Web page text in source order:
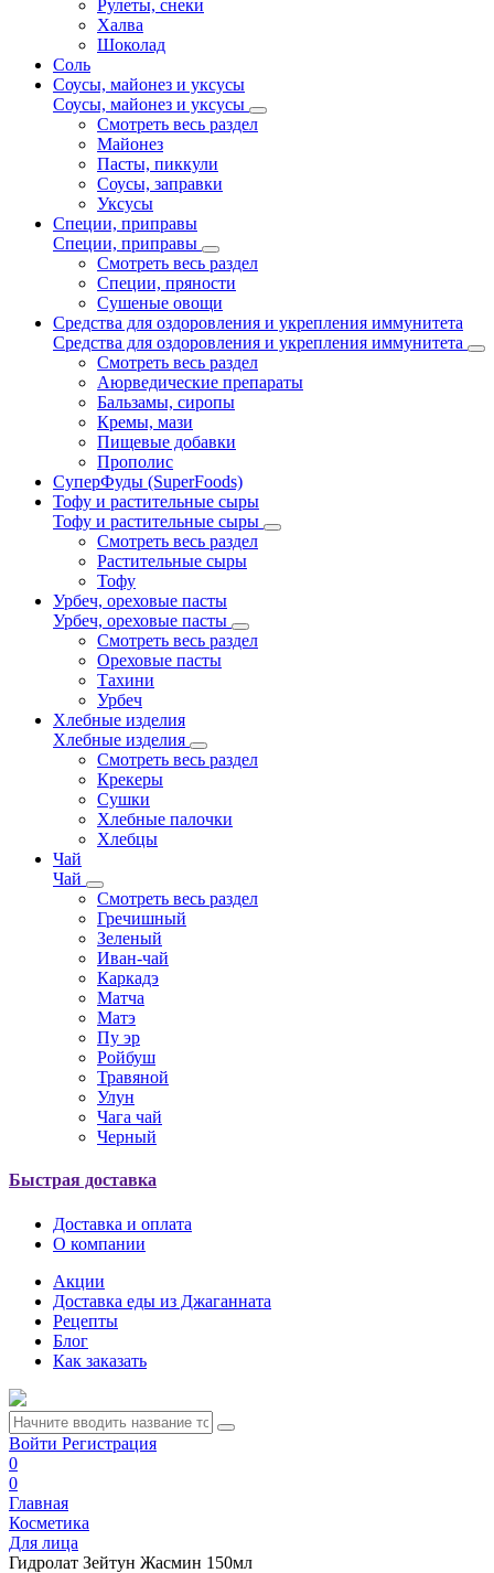
Рулеты, снеки
Халва
Шоколад
Соль
Соусы, майонез и уксусы
Соусы, майонез и уксусы
Смотреть весь раздел
Майонез
Пасты, пиккули
Соусы, заправки
Уксусы
Специи, приправы
Специи, приправы
Смотреть весь раздел
Специи, пряности
Сушеные овощи
Средства для оздоровления и укрепления иммунитета
Средства для оздоровления и укрепления иммунитета
Смотреть весь раздел
Аюрведические препараты
Бальзамы, сиропы
Кремы, мази
Пищевые добавки
Прополис
СуперФуды (SuperFoods)
Тофу и растительные сыры
Тофу и растительные сыры
Смотреть весь раздел
Растительные сыры
Тофу
Урбеч, ореховые пасты
Урбеч, ореховые пасты
Смотреть весь раздел
Ореховые пасты
Тахини
Урбеч
Хлебные изделия
Хлебные изделия
Смотреть весь раздел
Крекеры
Сушки
Хлебные палочки
Хлебцы
Чай
Чай
Смотреть весь раздел
Гречишный
Зеленый
Иван-чай
Каркадэ
Матча
Матэ
Пу эр
Ройбуш
Травяной
Улун
Чага чай
Черный
Быстрая доставка
Доставка и оплата
О компании
Акции
Доставка еды из Джаганната
Рецепты
Блог
Как заказать
Войти Регистрация
0
0
Главная
Косметика
Для лица
Гидролат Зейтун Жасмин 150мл